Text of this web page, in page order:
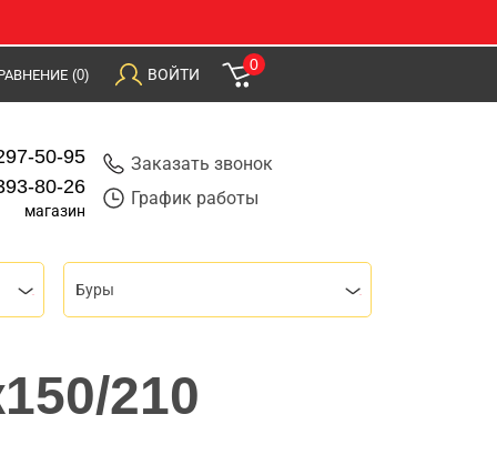
(0) ВОЙТИ
0
50-95
80-26
магазин
Заказать звонок
График работы
Буры
210